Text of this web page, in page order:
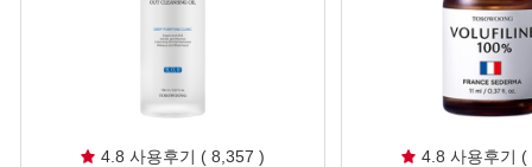
4.8 사용후기 ( 8,357 ) 4.8 사용후기